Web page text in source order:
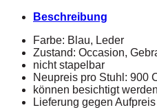
Beschreibung
Farbe: Blau, Leder
Zustand: Occasion,
nicht stapelbar
Neupreis pro Stuhl: 900
können besichtigt werden
Lieferung gegen